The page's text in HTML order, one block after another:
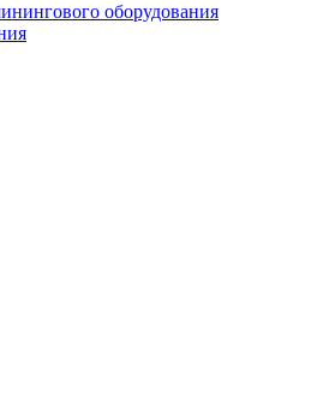
оборудования